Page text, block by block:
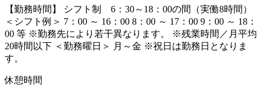
【勤務時間】 シフト制 6：30～18：00の間（実働8時間）
＜シフト例＞ 7：00 ～ 16：00 8：00 ～ 17：00 9：00 ～ 18：
00 等 ※勤務先により若干異なります。 ※残業時間／月平均
20時間以下 ＜勤務曜日＞ 月～金 ※祝日は勤務日となりま
す。
休憩時間